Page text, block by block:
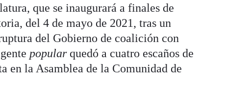
que se inaugurará a finales de
del 4 de mayo de 2021, tras un
del Gobierno de coalición con
popularquedó a cuatro escaños de
en la Asamblea de la Comunidad de